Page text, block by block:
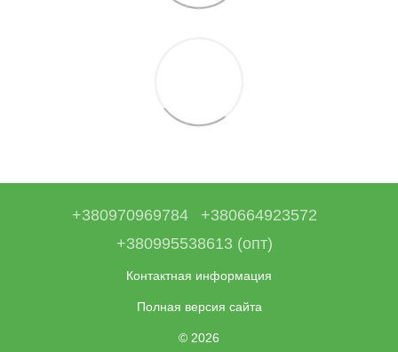
+380970969784
+380664923572
+380995538613 (опт)
Контактная информация
Полная версия сайта
© 2026